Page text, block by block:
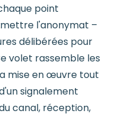
point
l'anonymat –
délibérées pour
volet rassemble les
mise en œuvre tout
signalement
canal, réception,